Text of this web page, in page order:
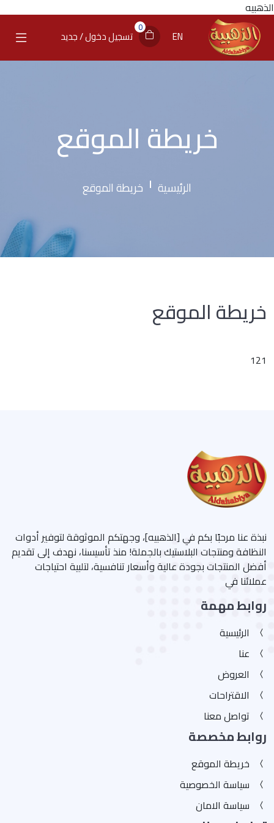
الذهبيه
EN
0
تسجيل دخول / جديد
خريطة الموقع
الرئيسية خريطة الموقع
خريطة الموقع
121
نبذة عنا مرحبًا بكم في [الذهبيه]، وجهتكم الموثوقة لتوفير أدوات
النظافة ومنتجات البلاستيك بالجملة! منذ تأسيسنا، نهدف إلى تقديم
أفضل المنتجات بجودة عالية وأسعار تنافسية، لتلبية احتياجات
عملائنا في
روابط مهمة
الرئيسية
عنا
العروض
الاقتراحات
تواصل معنا
روابط مخصصة
خريطة الموقع
سياسة الخصوصية
سياسة الامان